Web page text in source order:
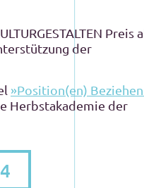
Preis
der
»Position(en)
Herbstakademie der